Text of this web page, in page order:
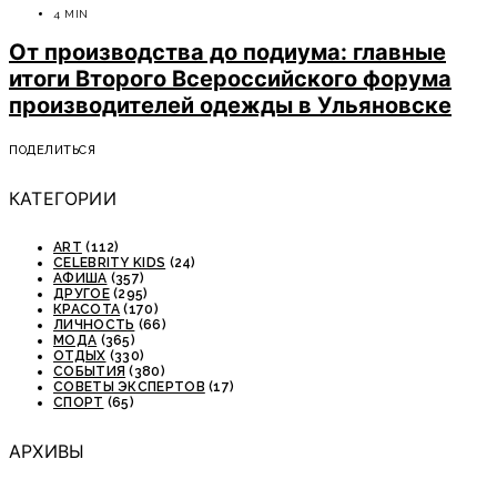
4 MIN
От производства до подиума: главные
итоги Второго Всероссийского форума
производителей одежды в Ульяновске
ПОДЕЛИТЬСЯ
КАТЕГОРИИ
ART (112)
CELEBRITY KIDS (24)
АФИША (357)
ДРУГОЕ(295)
КРАСОТА (170)
ЛИЧНОСТЬ (66)
МОДА (365)
ОТДЫХ (330)
СОБЫТИЯ (380)
СОВЕТЫ ЭКСПЕРТОВ (17)
СПОРТ (65)
АРХИВЫ